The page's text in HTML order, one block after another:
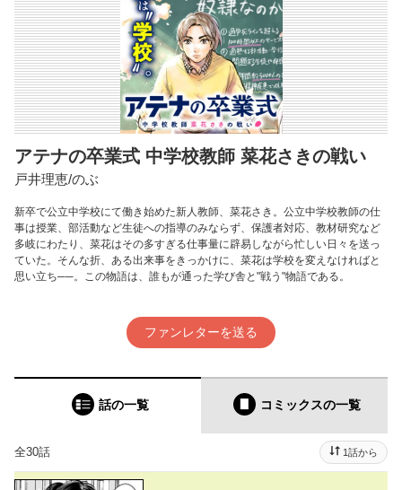
アテナの卒業式 中学校教師 菜花さきの戦い
戸井理恵/のぶ
新卒で公立中学校にて働き始めた新人教師、菜花さき。公立中学校教師の仕
事は授業、部活動など生徒への指導のみならず、保護者対応、教材研究など
多岐にわたり、菜花はその多すぎる仕事量に辟易しながら忙しい日々を送っ
ていた。そんな折、ある出来事をきっかけに、菜花は学校を変えなければと
思い立ち──。この物語は、誰もが通った学び舎と"戦う"物語である。
ファンレターを送る
話の一覧 コミックスの一覧
全30話 1話から